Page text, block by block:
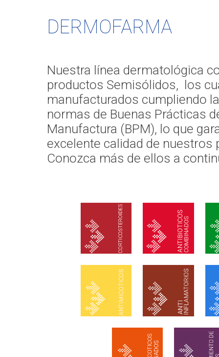
DERMOFARMA
Nuestra línea dermatológica
productos Semisólidos, los
manufacturados cumpliendo
normas de Buenas Prácticas
Manufactura (BPM), lo que
excelente calidad de nuestros
Conozca más de ellos a